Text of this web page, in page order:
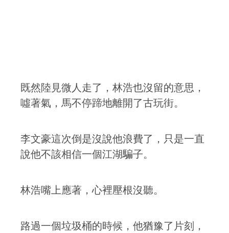
既然陸見微人走了，林浩也沒留的意思，
噓著氣，馬不停蹄地離開了古玩街。
李文豪這次倒是沒說他浪費了，只是一直
說他不該相信一個江湖騙子。
林浩嘴上應著，心裡壓根沒聽。
路過一個垃圾桶的時候，他猶豫了片刻，